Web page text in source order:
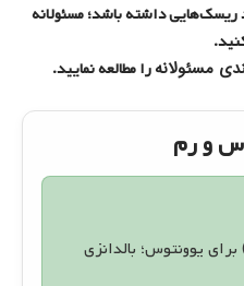
داشته باشد؛ مسئولانه
مسئولانهرا مطالعه نمایید.
و رم
(۴۴), اوپندا (۷۰) برای یوونتوس؛ بالدانزی